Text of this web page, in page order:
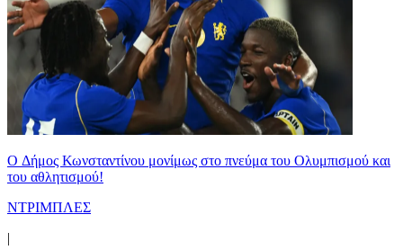
O Δήμος Κωνσταντίνου μονίμως στο πνεύμα του Ολυμπισμού και
του αθλητισμού!
ΝΤΡΙΜΠΛΕΣ
|